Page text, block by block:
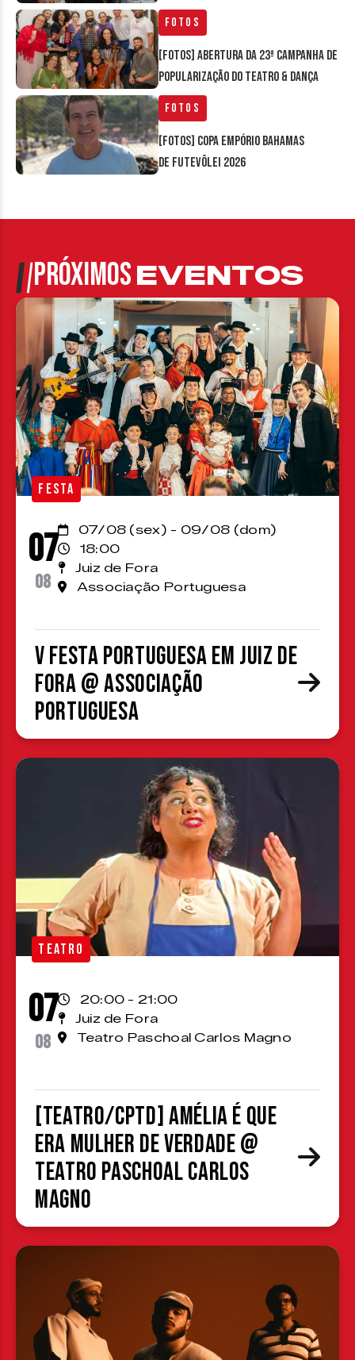
Fotos
[FOTOS] Abertura da 23ª Campanha de
Popularização do Teatro & Dança
Fotos
[FOTOS] Copa Empório Bahamas
de Futevôlei 2026
PRÓXIMOSEVENTOS
FESTA
07
08
07/08 (sex) - 09/08 (dom)
18:00
Juiz de Fora
Associação Portuguesa
V Festa Portuguesa em Juiz de
Fora @ Associação
Portuguesa
TEATRO
07
08
20:00 - 21:00
Juiz de Fora
Teatro Paschoal Carlos Magno
[TEATRO/CPTD] Amélia é que
era mulher de verdade @
Teatro Paschoal Carlos
Magno